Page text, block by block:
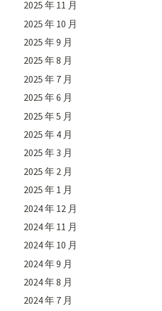
2025 年 11 月
2025 年 10 月
2025 年 9 月
2025 年 8 月
2025 年 7 月
2025 年 6 月
2025 年 5 月
2025 年 4 月
2025 年 3 月
2025 年 2 月
2025 年 1 月
2024 年 12 月
2024 年 11 月
2024 年 10 月
2024 年 9 月
2024 年 8 月
2024 年 7 月